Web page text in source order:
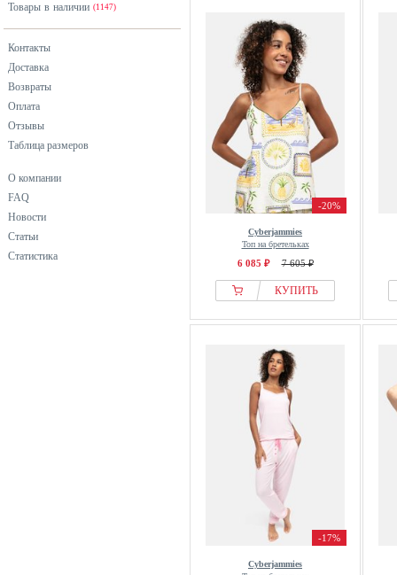
Товары в наличии (1147)
Контакты
Доставка
Возвраты
Оплата
Отзывы
Таблица размеров
О компании
FAQ
Новости
Статьи
Статистика
-20%
Cyberjammies
Топ на бретельках
6 085 ₽ 7 605 ₽
КУПИТЬ
-17%
Cyberjammies